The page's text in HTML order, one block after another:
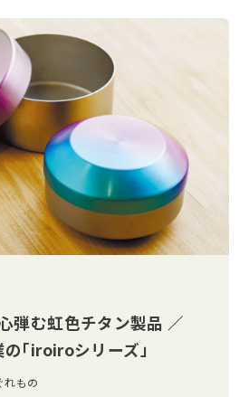
弾む虹色チタン製品 ／
「iroiroシリーズ」
れもの